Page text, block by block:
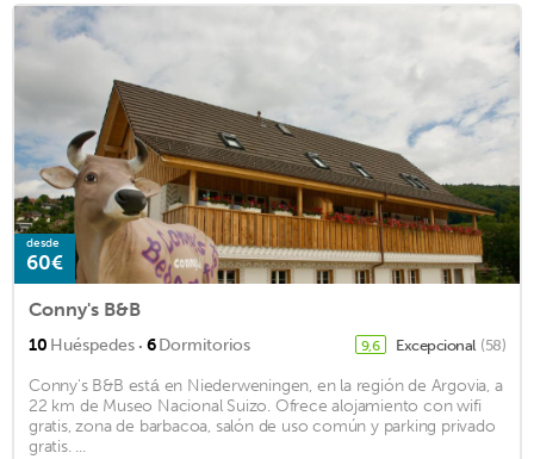
desde
60€
Conny's B&B
10 Huéspedes · 6Dormitorios 9,6 Excepcional (58)
Conny's B&B está en Niederweningen, en la región de Argovia, a
22 km de Museo Nacional Suizo. Ofrece alojamiento con wifi
gratis, zona de barbacoa, salón de uso común y parking privado
gratis. ...